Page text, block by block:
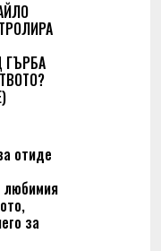
отиде
любимия
за